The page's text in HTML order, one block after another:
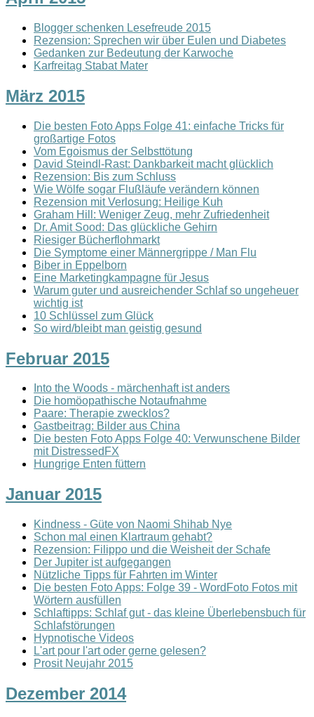
Blogger schenken Lesefreude 2015
Rezension: Sprechen wir über Eulen und Diabetes
Gedanken zur Bedeutung der Karwoche
Karfreitag Stabat Mater
März 2015
Die besten Foto Apps Folge 41: einfache Tricks für
großartige Fotos
Vom Egoismus der Selbsttötung
David Steindl-Rast: Dankbarkeit macht glücklich
Rezension: Bis zum Schluss
Wie Wölfe sogar Flußläufe verändern können
Rezension mit Verlosung: Heilige Kuh
Graham Hill: Weniger Zeug, mehr Zufriedenheit
Dr. Amit Sood: Das glückliche Gehirn
Riesiger Bücherflohmarkt
Die Symptome einer Männergrippe / Man Flu
Biber in Eppelborn
Eine Marketingkampagne für Jesus
Warum guter und ausreichender Schlaf so ungeheuer
wichtig ist
10 Schlüssel zum Glück
So wird/bleibt man geistig gesund
Februar 2015
Into the Woods - märchenhaft ist anders
Die homöopathische Notaufnahme
Paare: Therapie zwecklos?
Gastbeitrag: Bilder aus China
Die besten Foto Apps Folge 40: Verwunschene Bilder
mit DistressedFX
Hungrige Enten füttern
Januar 2015
Kindness - Güte von Naomi Shihab Nye
Schon mal einen Klartraum gehabt?
Rezension: Filippo und die Weisheit der Schafe
Der Jupiter ist aufgegangen
Nützliche Tipps für Fahrten im Winter
Die besten Foto Apps: Folge 39 - WordFoto Fotos mit
Wörtern ausfüllen
Schlaftipps: Schlaf gut - das kleine Überlebensbuch für
Schlafstörungen
Hypnotische Videos
L'art pour l'art oder gerne gelesen?
Prosit Neujahr 2015
Dezember 2014